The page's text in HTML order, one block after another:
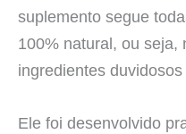
suplemento segue
100% natural, ou seja,
ingredientes
Ele foi desenvolvido